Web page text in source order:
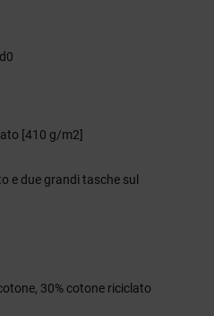
[410 g/m2]
e due grandi tasche sul
30% cotone riciclato